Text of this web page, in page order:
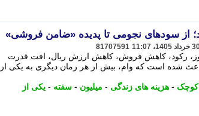
از سودهای نجومی تا پدیده «ضامن فروشی»
81707591
رکود، کاهش فروش، کاهش ارزش ریال، افت قدرت
شده است که وام، بیش از هر زمان دیگری به یکی از
کوچک - هزینه های زندگی - میلیون - سفته - یکی از